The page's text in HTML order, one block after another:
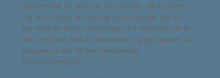
opvarmning på omkring 15 minutter, så du sikrer
dig, at kroppen er varm og klar til testen. Det kan
her være en fordel at indlægge 2-3 intervaller af 30
sek. varighed med accelerationer og øget power, så
kroppen er klar til den forestående
kraftanstrengelse.